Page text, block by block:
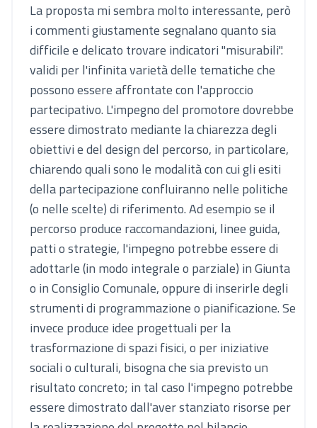
La proposta mi sembra molto interessante, però
i commenti giustamente segnalano quanto sia
difficile e delicato trovare indicatori "misurabili".
validi per l'infinita varietà delle tematiche che
possono essere affrontate con l'approccio
partecipativo. L'impegno del promotore dovrebbe
essere dimostrato mediante la chiarezza degli
obiettivi e del design del percorso, in particolare,
chiarendo quali sono le modalità con cui gli esiti
della partecipazione confluiranno nelle politiche
(o nelle scelte) di riferimento. Ad esempio se il
percorso produce raccomandazioni, linee guida,
patti o strategie, l'impegno potrebbe essere di
adottarle (in modo integrale o parziale) in Giunta
o in Consiglio Comunale, oppure di inserirle degli
strumenti di programmazione o pianificazione. Se
invece produce idee progettuali per la
trasformazione di spazi fisici, o per iniziative
sociali o culturali, bisogna che sia previsto un
risultato concreto; in tal caso l'impegno potrebbe
essere dimostrato dall'aver stanziato risorse per